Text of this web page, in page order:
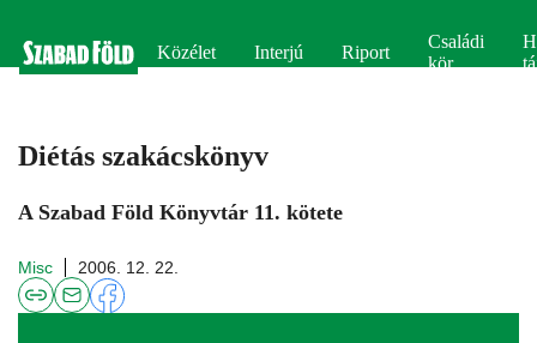
Közélet Interjú Riport
Családi
kör
Diétás szakácskönyv
A Szabad Föld Könyvtár 11. kötete
Misc 2006. 12. 22.